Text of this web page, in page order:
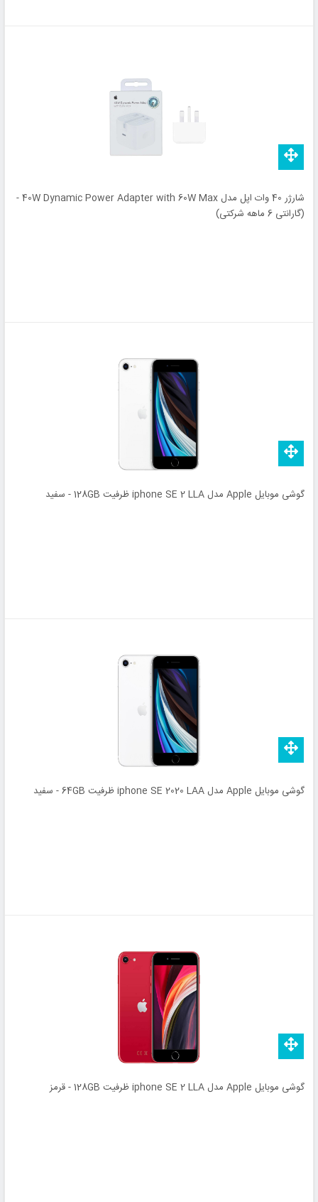
شارژر 40 وات اپل مدل 40W Dynamic Power Adapter with 60W Max -
(گارانتی 6 ماهه شرکتی)
گوشی موبایل Apple مدل iphone SE 2 LLA ظرفیت 128GB - سفید
گوشی موبایل Apple مدل iphone SE 2020 LAA ظرفیت 64GB - سفید
گوشی موبایل Apple مدل iphone SE 2 LLA ظرفیت 128GB - قرمز